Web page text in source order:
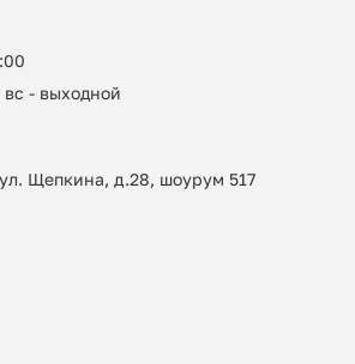
- выходной
Щепкина, д.28, шоурум 517